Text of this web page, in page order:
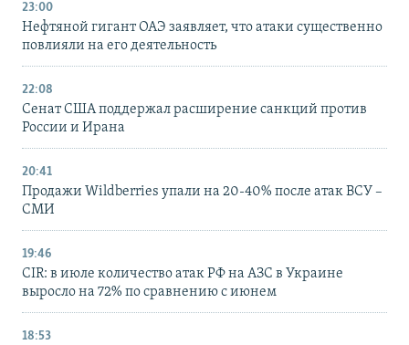
23:00
Нефтяной гигант ОАЭ заявляет, что атаки существенно
повлияли на его деятельность
22:08
Сенат США поддержал расширение санкций против
России и Ирана
20:41
Продажи Wildberries упали на 20-40% после атак ВСУ –
СМИ
19:46
CIR: в июле количество атак РФ на АЗС в Украине
выросло на 72% по сравнению с июнем
18:53